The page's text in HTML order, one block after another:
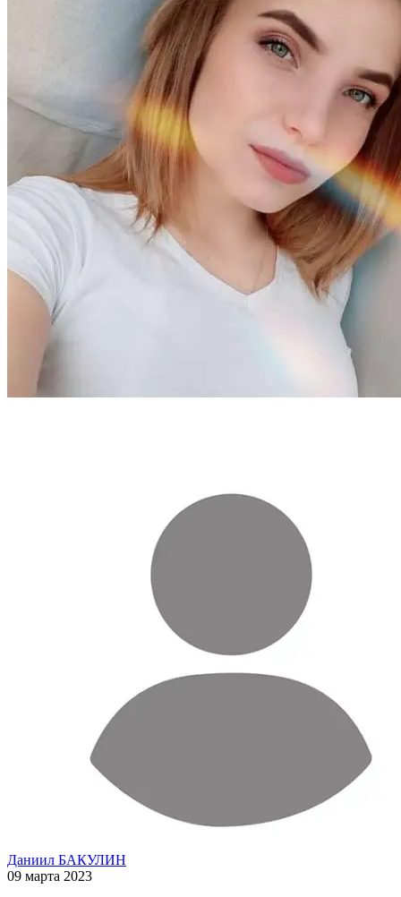
Даниил БАКУЛИН
09 марта 2023